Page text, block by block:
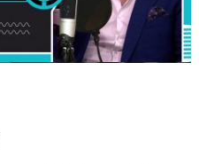
Video